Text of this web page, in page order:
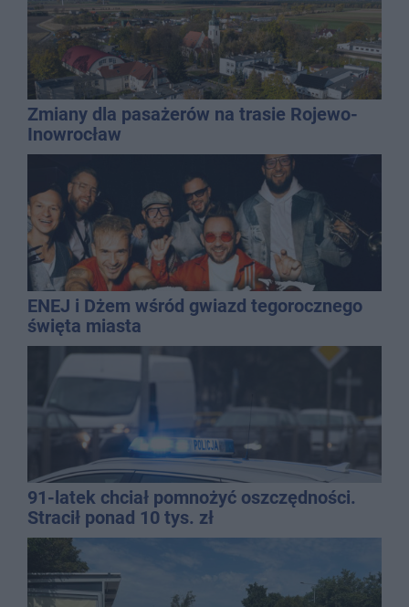
Zmiany dla pasażerów na trasie Rojewo-
Inowrocław
ENEJ i Dżem wśród gwiazd tegorocznego
święta miasta
91-latek chciał pomnożyć oszczędności.
Stracił ponad 10 tys. zł